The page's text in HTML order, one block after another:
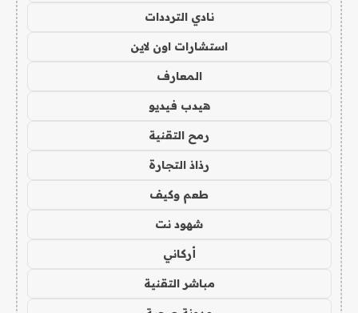
نادي الترددات
استشارات اون لاين
المعارف
هيدب فيديو
رمح التقنية
رذاذ التجارة
طعم وكيف
شهود نت
أركاني
مباشر التقنية